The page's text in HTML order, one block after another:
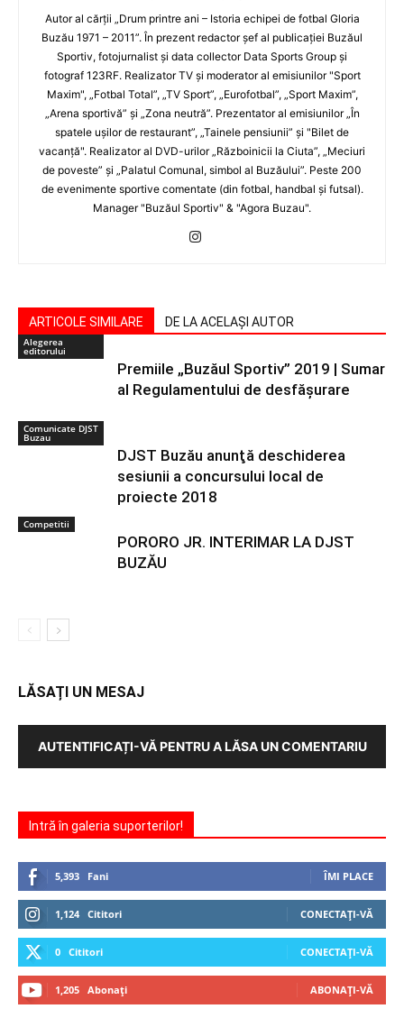
Autor al cărţii „Drum printre ani – Istoria echipei de fotbal Gloria
Buzău 1971 – 2011”. În prezent redactor şef al publicaţiei Buzăul
Sportiv, fotojurnalist şi data collector Data Sports Group şi
fotograf 123RF. Realizator TV şi moderator al emisiunilor "Sport
Maxim", „Fotbal Total”, „TV Sport”, „Eurofotbal”, „Sport Maxim”,
„Arena sportivă” şi „Zona neutră”. Prezentator al emisiunilor „În
spatele uşilor de restaurant”, „Tainele pensiunii” şi "Bilet de
vacanţă". Realizator al DVD-urilor „Războinicii la Ciuta”, „Meciuri
de poveste” şi „Palatul Comunal, simbol al Buzăului”. Peste 200
de evenimente sportive comentate (din fotbal, handbal şi futsal).
Manager "Buzăul Sportiv" & "Agora Buzau".
ARTICOLE SIMILARE DE LA ACELAȘI AUTOR
Alegerea
editorului
Premiile „Buzăul Sportiv” 2019 | Sumar
al Regulamentului de desfășurare
Comunicate DJST
Buzau
DJST Buzău anunţă deschiderea
sesiunii a concursului local de
proiecte 2018
Competitii
PORORO JR. INTERIMAR LA DJST
BUZĂU
LĂSAȚI UN MESAJ
AUTENTIFICAȚI-VĂ PENTRU A LĂSA UN COMENTARIU
Intră în galeria suporterilor!
5,393 Fani ÎMI PLACE
1,124 Cititori CONECTAȚI-VĂ
0 Cititori CONECTAȚI-VĂ
1,205 Abonați ABONAȚI-VĂ